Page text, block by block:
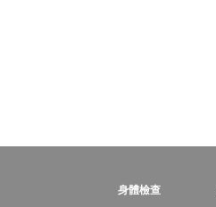
身體檢查